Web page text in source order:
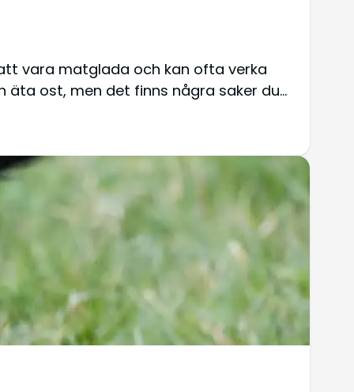
vara matglada och kan ofta verka
äta ost, men det finns några saker du…